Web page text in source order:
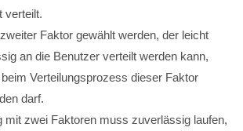
verteilt.
Faktor gewählt werden, der leicht
an die Benutzer verteilt werden kann,
Verteilungsprozess dieser Faktor
darf.
mit zwei Faktoren muss zuverlässig laufen,